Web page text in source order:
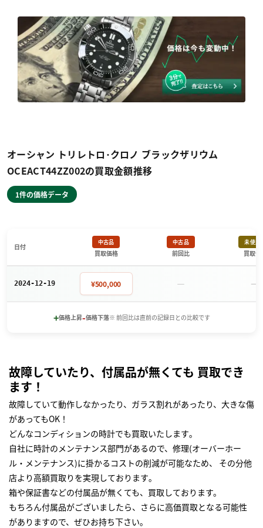
オーシャン トリレトロ･クロノ ブラックザリウム
OCEACT44ZZ002の買取金額推移
1件の価格データ
日付
中古品
買取価格
中古品
前回比
未使用
買取価
2024-12-19 ¥500,000 － －
+価格上昇-価格下落※ 前回比は直前の記録日との比較です
故障していたり、付属品が無くても 買取でき
ます！
故障していて動作しなかったり、ガラス割れがあったり、大きな傷
があってもOK！
どんなコンディションの時計でも買取いたします｡
自社に時計のメンテナンス部門があるので、修理(オーバーホー
ル・メンテナンス)に掛かるコストの削減が可能なため、 その分他
店より高額買取りを実現しております｡
箱や保証書などの付属品が無くても、買取しております。
もちろん付属品がございましたら、さらに高価買取となる可能性
がありますので、ぜひお持ち下さい｡